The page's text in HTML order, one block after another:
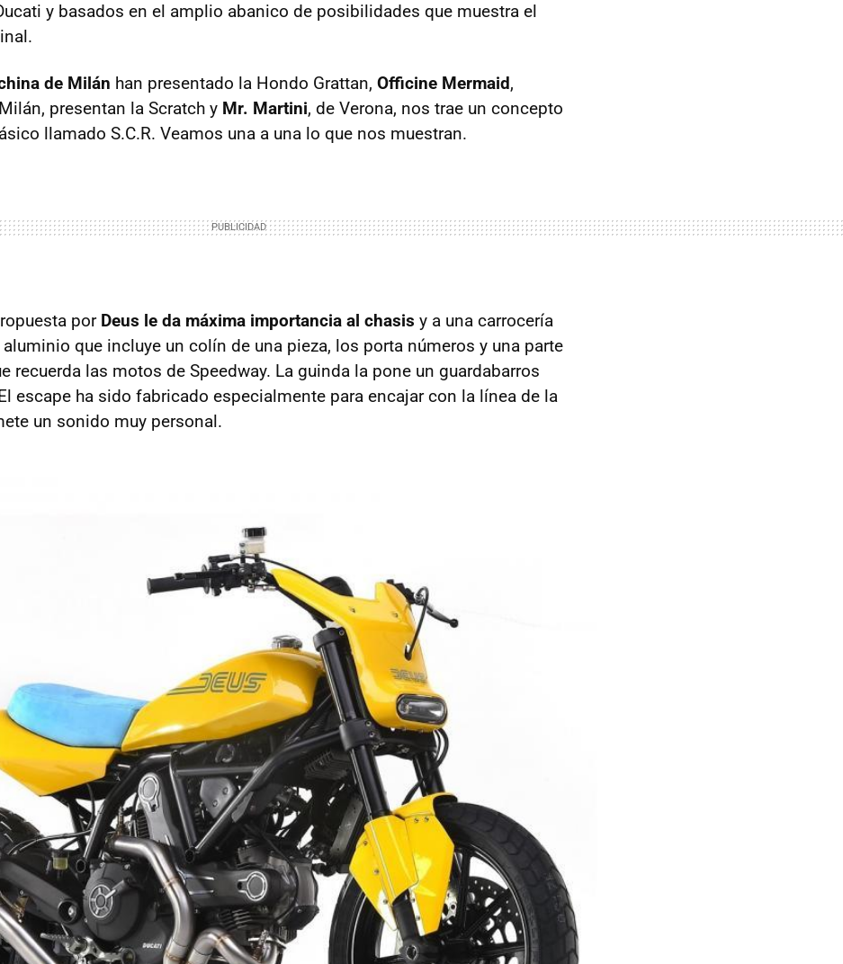
y basados en el amplio abanico de posibilidades que muestra el
de Milán han presentado la Hondo Grattan, Officine Mermaid,
presentan la Scratch y Mr. Martini, de Verona, nos trae un concepto
llamado S.C.R. Veamos una a una lo que nos muestran.
por Deus le da máxima importancia al chasis y a una carrocería
aluminio que incluye un colín de una pieza, los porta números y una parte
recuerda las motos de Speedway. La guinda la pone un guardabarros
escape ha sido fabricado especialmente para encajar con la línea de la
un sonido muy personal.